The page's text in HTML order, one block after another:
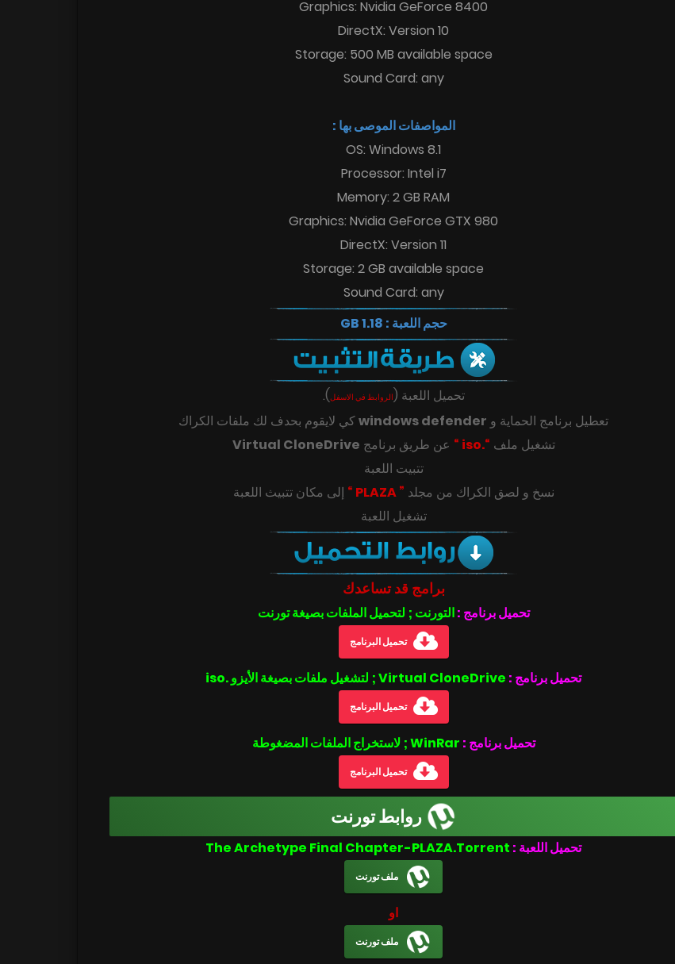
Graphics: Nvidia GeForce 8400
DirectX: Version 10
Storage: 500 MB available space
Sound Card: any
المواصفات الموصى بها :
OS: Windows 8.1
Processor: Intel i7
Memory: 2 GB RAM
Graphics: Nvidia GeForce GTX 980
DirectX: Version 11
Storage: 2 GB available space
Sound Card: any
حجم اللعبة : 1.18 GB
تحميل اللعبة (الروابط في الاسفل)
.
تعطيل برنامج الحماية و windows defenderكي لايقوم بحدف لك ملفات الكراك
تشغيل ملف “.iso “ عن طريق برنامج Virtual CloneDrive
تتبيت اللعبة
‎‫نسخ و لصق الكراك من مجلد ” PLAZA “
تشغيل اللعبة
برامج قد تساعدك
تحميل برنامج :التورنت ; لتحميل الملفات بصيغة تورنت
تحميل البرنامج
تحميل برنامج : Virtual CloneDrive ; لتشغيل ملفات بصيغة الأيزو .iso
تحميل البرنامج
تحميل برنامج : WinRar ; لاستخراج الملفات المضغوطة
تحميل البرنامج
روابط تورنت
تحميل اللعبة :
ملف تورنت
او
ملف تورنت